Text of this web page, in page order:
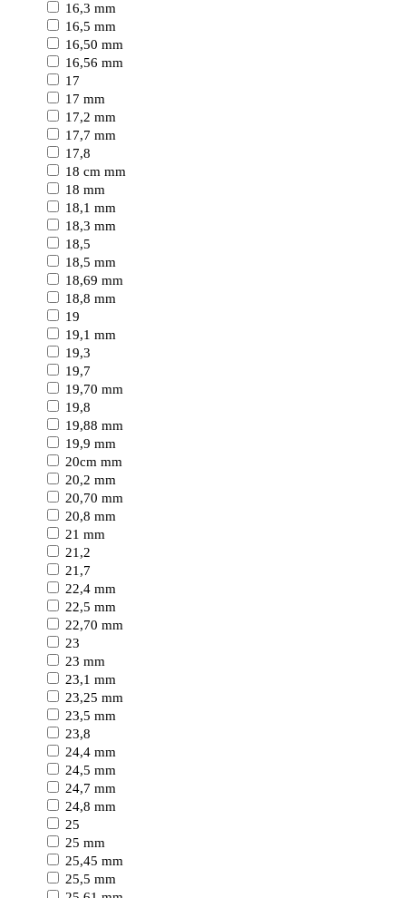
16,3 mm
16,5 mm
16,50 mm
16,56 mm
17
17 mm
17,2 mm
17,7 mm
17,8
18 cm mm
18 mm
18,1 mm
18,3 mm
18,5
18,5 mm
18,69 mm
18,8 mm
19
19,1 mm
19,3
19,7
19,70 mm
19,8
19,88 mm
19,9 mm
20cm mm
20,2 mm
20,70 mm
20,8 mm
21 mm
21,2
21,7
22,4 mm
22,5 mm
22,70 mm
23
23 mm
23,1 mm
23,25 mm
23,5 mm
23,8
24,4 mm
24,5 mm
24,7 mm
24,8 mm
25
25 mm
25,45 mm
25,5 mm